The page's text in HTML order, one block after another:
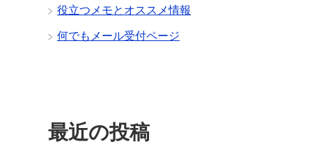
役立つメモとオススメ情報
何でもメール受付ページ
最近の投稿